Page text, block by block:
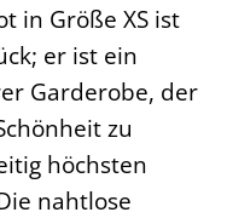
in Größe XS ist
er ist ein
Garderobe, der
zu
höchsten
nahtlose